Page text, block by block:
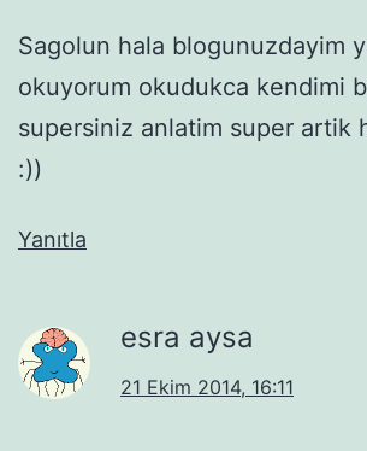
Sagolun hala blogunuzdayim
okuyorum okudukca kendimi
supersiniz anlatim super artik
:))
Yanıtla
esra aysa
21 Ekim 2014, 16:11